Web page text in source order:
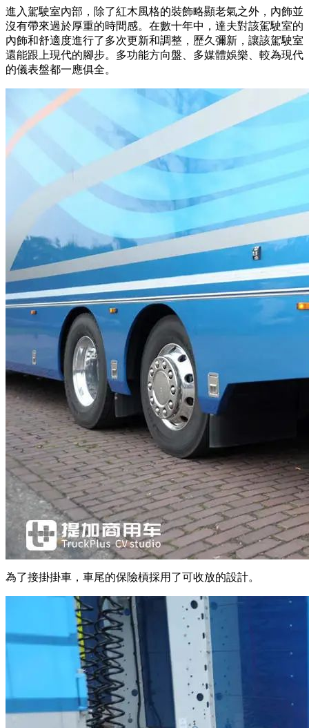
進入駕駛室內部，除了紅木風格的裝飾略顯老氣之外，內飾並
沒有帶來過於厚重的時間感。在數十年中，達夫對該駕駛室的
內飾和舒適度進行了多次更新和調整，歷久彌新，讓該駕駛室
還能跟上現代的腳步。多功能方向盤、多媒體娛樂、較為現代
的儀表盤都一應俱全。
為了接掛掛車，車尾的保險槓採用了可收放的設計。